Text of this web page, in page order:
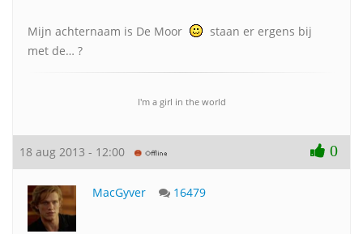
Mijn achternaam is De Moor
staan er ergens bij
met de… ?
I'm a girl in the world
18 aug 2013 - 12:00 0
MacGyver 16479